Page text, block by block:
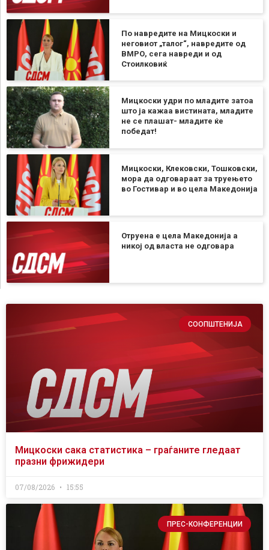
По навредите на Мицкоски и
неговиот „талог“, навредите од
ВМРО, сега навреди и од
Стоилковиќ
Мицкоски удри по младите затоа
што ја кажаа вистината, младите
не се плашат- младите ќе
победат!
Мицкоски, Клековски, Тошковски,
мора да одговараат за труењето
во Гостивар и во цела Македонија
Отруена е цела Македонија а
никој од власта не одговара
СООПШТЕНИЈА
Мицкоски сака статистика – граѓаните гледаат
празни фрижидери
07/08/2026 15:55
ПРЕС-КОНФЕРЕНЦИИ